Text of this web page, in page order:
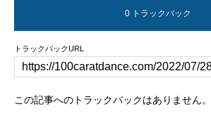
0 トラックバック
トラックバックURL
この記事へのトラックバックはありません。